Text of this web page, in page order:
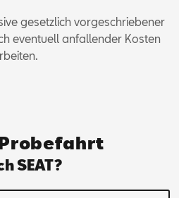
gesetzlich vorgeschriebener
eventuell anfallender Kosten
SEAT?